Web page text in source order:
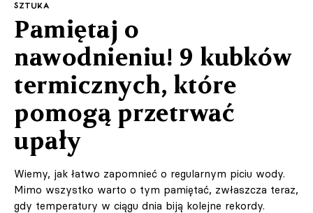
SZTUKA
Pamiętaj o
nawodnieniu! 9 kubków
termicznych, które
pomogą przetrwać
upały
Wiemy, jak łatwo zapomnieć o regularnym piciu wody.
Mimo wszystko warto o tym pamiętać, zwłaszcza teraz,
gdy temperatury w ciągu dnia biją kolejne rekordy.